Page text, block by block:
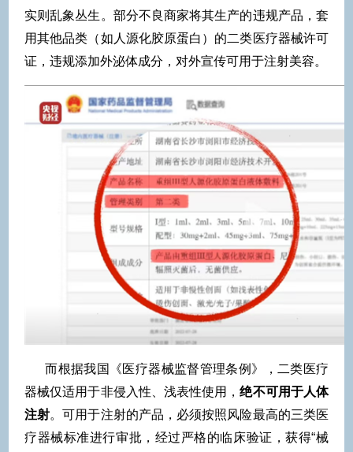
实则乱象丛生。部分不良商家将其生产的违规产品，套
用其他品类（如人源化胶原蛋白）的二类医疗器械许可
证，违规添加外泌体成分，对外宣传可用于注射美容。
而根据我国《医疗器械监督管理条例》，二类医疗
器械仅适用于非侵入性、浅表性使用，绝不可用于人体
注射。可用于注射的产品，必须按照风险最高的三类医
疗器械标准进行审批，经过严格的临床验证，获得“械